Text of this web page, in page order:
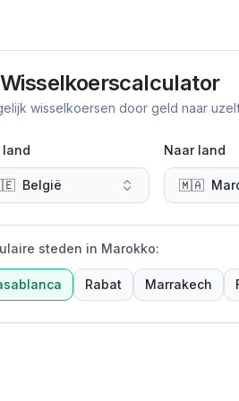
Wisselkoerscalculator
wisselkoersen door geld naar
land
België
Naar land
🇲🇦
steden in Marokko:
Rabat Marrakech